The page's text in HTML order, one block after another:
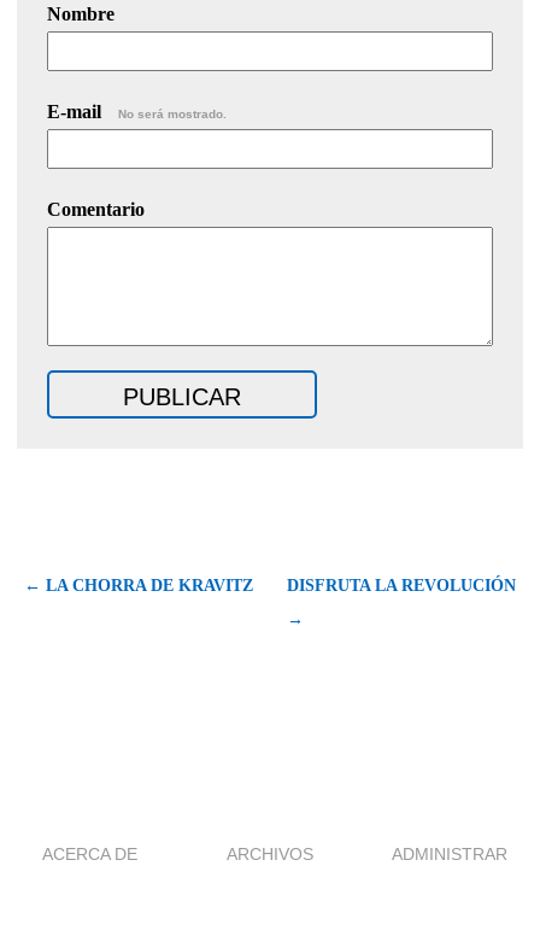
Nombre
E-mail No será mostrado.
Comentario
← LA CHORRA DE KRAVITZ
DISFRUTA LA REVOLUCIÓN
→
ACERCA DE ARCHIVOS ADMINISTRAR